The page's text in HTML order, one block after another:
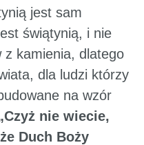
jest sam
świątynią, i nie
z kamienia, dlatego
dla ludzi którzy
na wzór
nie wiecie,
Duch Boży